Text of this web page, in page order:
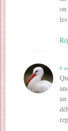
on
8